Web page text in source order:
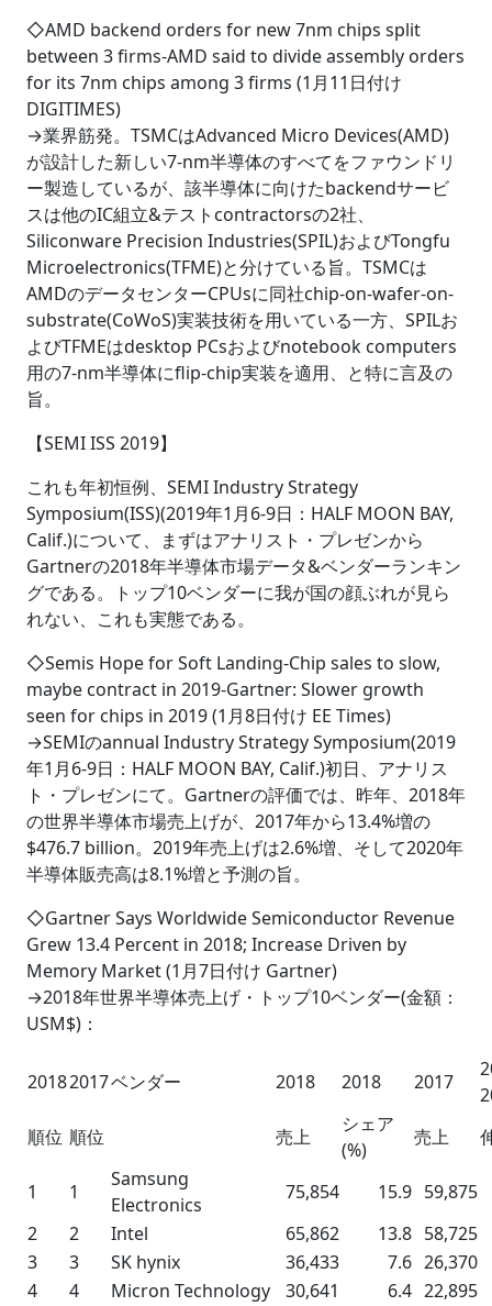
◇AMD backend orders for new 7nm chips split
between 3 firms-AMD said to divide assembly orders
for its 7nm chips among 3 firms (1月11日付け
DIGITIMES)
→業界筋発。TSMCはAdvanced Micro Devices(AMD)
が設計した新しい7-nm半導体のすべてをファウンドリ
ー製造しているが、該半導体に向けたbackendサービ
スは他のIC組立&テストcontractorsの2社、
Siliconware Precision Industries(SPIL)およびTongfu
Microelectronics(TFME)と分けている旨。TSMCは
AMDのデータセンターCPUsに同社chip-on-wafer-on-
substrate(CoWoS)実装技術を用いている一方、SPILお
よびTFMEはdesktop PCsおよびnotebook computers
用の7-nm半導体にflip-chip実装を適用、と特に言及の
旨。
【SEMI ISS 2019】
これも年初恒例、SEMI Industry Strategy
Symposium(ISS)(2019年1月6-9日：HALF MOON BAY,
Calif.)について、まずはアナリスト・プレゼンから
Gartnerの2018年半導体市場データ&ベンダーランキン
グである。トップ10ベンダーに我が国の顔ぶれが見ら
れない、これも実態である。
◇Semis Hope for Soft Landing-Chip sales to slow,
maybe contract in 2019-Gartner: Slower growth
seen for chips in 2019 (1月8日付け EE Times)
→SEMIのannual Industry Strategy Symposium(2019
年1月6-9日：HALF MOON BAY, Calif.)初日、アナリス
ト・プレゼンにて。Gartnerの評価では、昨年、2018年
の世界半導体市場売上げが、2017年から13.4%増の
$476.7 billion。2019年売上げは2.6%増、そして2020年
半導体販売高は8.1%増と予測の旨。
◇Gartner Says Worldwide Semiconductor Revenue
Grew 13.4 Percent in 2018; Increase Driven by
Memory Market (1月7日付け Gartner)
→2018年世界半導体売上げ・トップ10ベンダー(金額：
USM$)：
20182017ベンダー 2018 2018 2017
順位 順位 売上
シェア
(%)
売上
1 1
Samsung
Electronics
75,854 15.9 59,875
2
2 Intel 65,862 13.8 58,725
3
3 SK hynix 36,433 7.6 26,370
4
4 Micron Technology 30,641 6.4 22,895